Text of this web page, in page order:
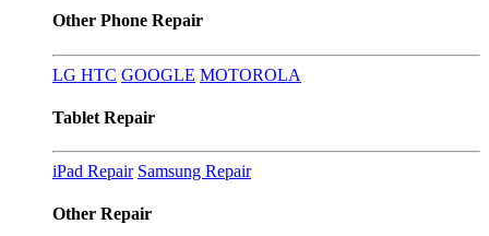
Other Phone Repair
LG HTC GOOGLE MOTOROLA
Tablet Repair
iPad Repair Samsung Repair
Other Repair